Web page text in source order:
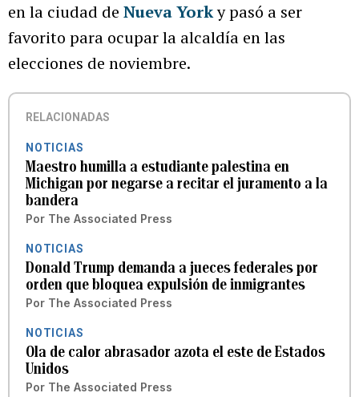
en la ciudad de Nueva Yorky pasó a ser
favorito para ocupar la alcaldía en las
elecciones de noviembre.
RELACIONADAS
NOTICIAS
Maestro humilla a estudiante palestina en
Michigan por negarse a recitar el juramento a la
bandera
Por The Associated Press
NOTICIAS
Donald Trump demanda a jueces federales por
orden que bloquea expulsión de inmigrantes
Por The Associated Press
NOTICIAS
Ola de calor abrasador azota el este de Estados
Unidos
Por The Associated Press